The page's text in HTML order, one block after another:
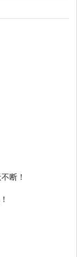
断！